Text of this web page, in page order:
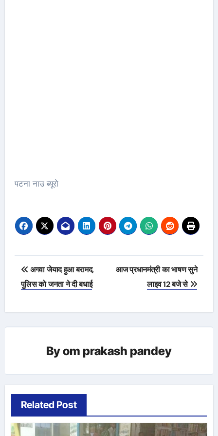
पटना नाउ ब्यूरो
Post
navigation
अगवा जेयाद हुआ बरामद,
पुलिस को जनता ने दी बधाई
आज प्रधानमंत्री का भाषण सुने
लाइव 12 बजे से
Byom prakash pandey
Related Post